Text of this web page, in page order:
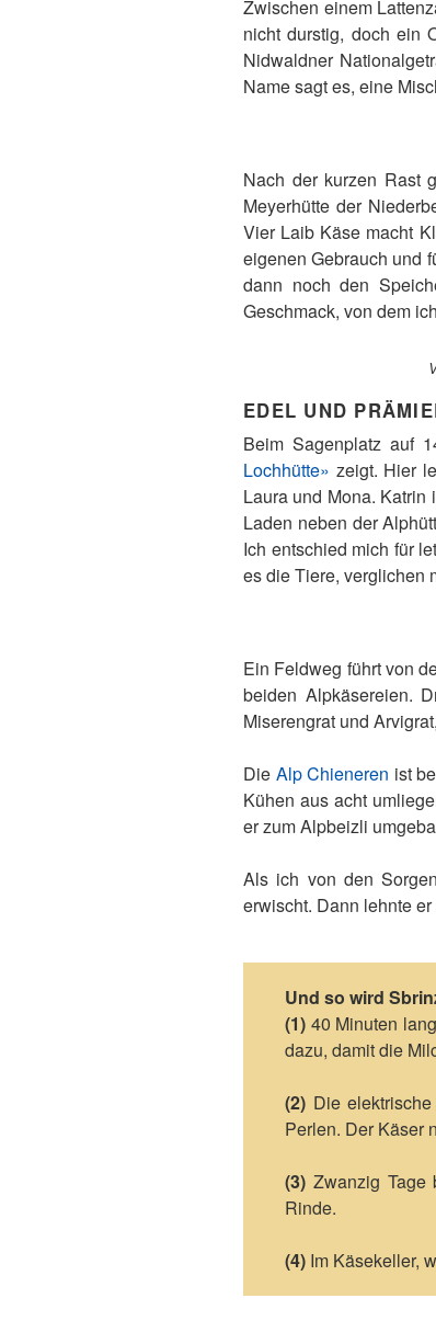
Zwischen einem
nicht durstig, doch ein
Nidwaldner
Name sagt es, eine
Nach der kurzen Rast
Meyerhütte der
Vier Laib Käse macht
eigenen Gebrauch und
dann noch den
Geschmack, von dem
EDEL UND
Beim Sagenplatz auf
Lochhütte» zeigt. Hier
Laura und Mona.
Laden neben der
Ich entschied mich für
es die Tiere, verglichen
Ein Feldweg führt von
beiden Alpkäsereien.
Miserengrat und
Die Alp Chieneren ist
Kühen aus acht
er zum Alpbeizli
Als ich von den
erwischt. Dann lehnte
Und so wird
(1) 40 Minuten
dazu, damit die
(2) Die
Perlen. Der Käser
(3) Zwanzig
Rinde.
(4) Im Käsekeller,